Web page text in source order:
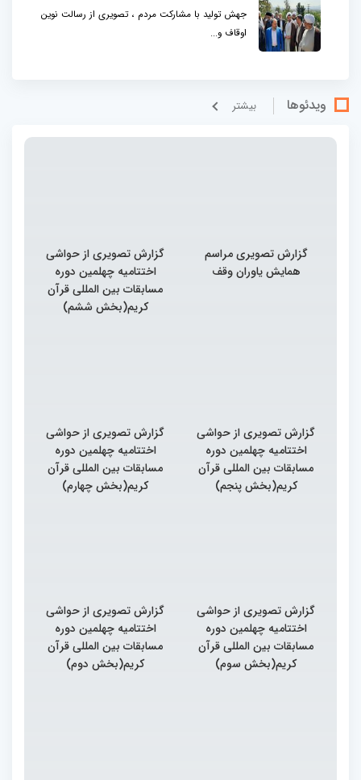
جهش تولید با مشارکت مردم ، تصویری از رسالت نوین
اوقاف و...
ویدئوها بيشتر
گزارش تصویری مراسم
همایش یاوران وقف
گزارش تصویری از حواشی
اختتامیه چهلمین دوره
مسابقات بین المللی قرآن
کریم(بخش ششم)
گزارش تصویری از حواشی
اختتامیه چهلمین دوره
مسابقات بین المللی قرآن
کریم(بخش پنجم)
گزارش تصویری از حواشی
اختتامیه چهلمین دوره
مسابقات بین المللی قرآن
کریم(بخش چهارم)
گزارش تصویری از حواشی
اختتامیه چهلمین دوره
مسابقات بین المللی قرآن
کریم(بخش سوم)
گزارش تصویری از حواشی
اختتامیه چهلمین دوره
مسابقات بین المللی قرآن
کریم(بخش دوم)